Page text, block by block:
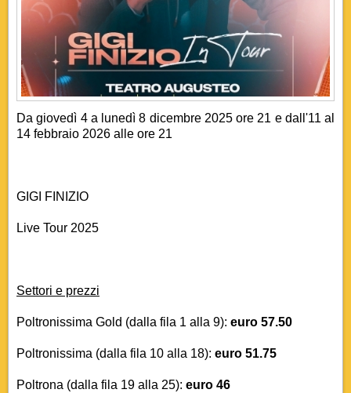
Da giovedì 4 a lunedì 8 dicembre 2025 ore 21 e dall'11 al
14 febbraio 2026 alle ore 21
GIGI FINIZIO
Live Tour 2025
Settori e prezzi
Poltronissima­­­­ Gold (dalla fila 1 alla 9): euro 57.50
Poltronissima (dalla fila 10 alla 18): euro 51.75
Poltrona (dalla fila 19 alla 25): euro 46